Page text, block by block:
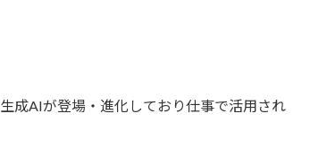
成AIが登場・進化しており仕事で活用され